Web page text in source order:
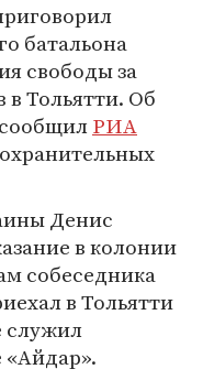
батальона
свободы за
в Тольятти. Об
РИА
Денис
в колонии
собеседника
в Тольятти
служил
«Айдар».